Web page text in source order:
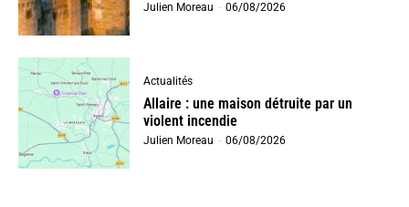
Julien Moreau - 06/08/2026
Actualités
Allaire : une maison détruite par un
violent incendie
Julien Moreau - 06/08/2026